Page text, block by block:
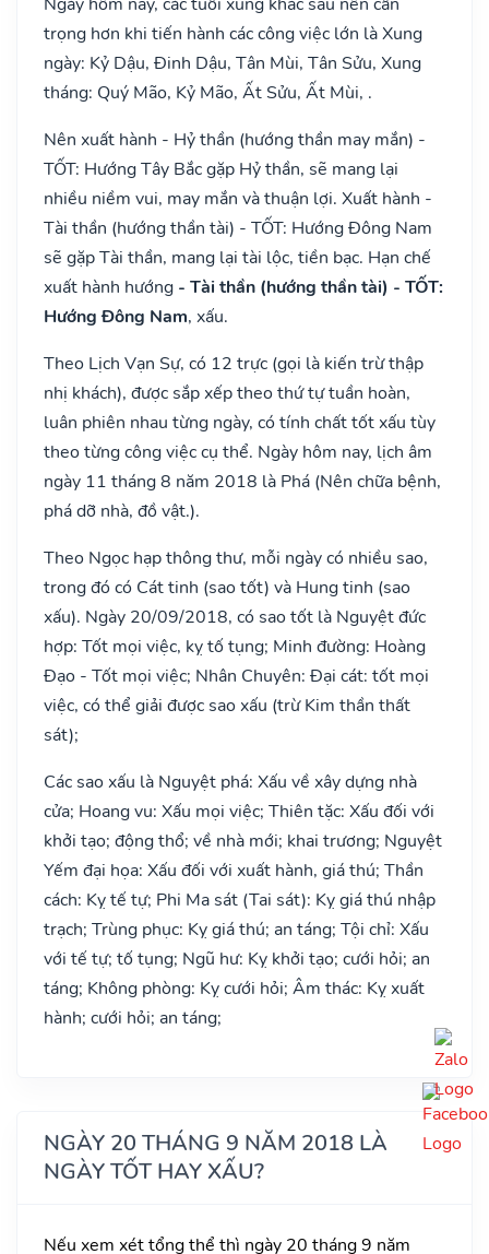
trọng hơn khi tiến hành các công việc lớn là Xung
ngày: Kỷ Dậu, Đinh Dậu, Tân Mùi, Tân Sửu, Xung
tháng: Quý Mão, Kỷ Mão, Ất Sửu, Ất Mùi, .
Nên xuất hành - Hỷ thần (hướng thần may mắn) -
TỐT: Hướng Tây Bắc gặp Hỷ thần, sẽ mang lại
nhiều niềm vui, may mắn và thuận lợi. Xuất hành -
Tài thần (hướng thần tài) - TỐT: Hướng Đông Nam
sẽ gặp Tài thần, mang lại tài lộc, tiền bạc. Hạn chế
xuất hành hướng - Tài thần (hướng thần tài) - TỐT:
Hướng Đông Nam, xấu.
Theo Lịch Vạn Sự, có 12 trực (gọi là kiến trừ thập
nhị khách), được sắp xếp theo thứ tự tuần hoàn,
luân phiên nhau từng ngày, có tính chất tốt xấu tùy
theo từng công việc cụ thể. Ngày hôm nay, lịch âm
ngày 11 tháng 8 năm 2018 là Phá (Nên chữa bệnh,
phá dỡ nhà, đồ vật.).
Theo Ngọc hạp thông thư, mỗi ngày có nhiều sao,
trong đó có Cát tinh (sao tốt) và Hung tinh (sao
xấu). Ngày 20/09/2018, có sao tốt là Nguyệt đức
hợp: Tốt mọi việc, kỵ tố tụng; Minh đường: Hoàng
Đạo - Tốt mọi việc; Nhân Chuyên: Đại cát: tốt mọi
việc, có thể giải được sao xấu (trừ Kim thần thất
sát);
Các sao xấu là Nguyệt phá: Xấu về xây dựng nhà
cửa; Hoang vu: Xấu mọi việc; Thiên tặc: Xấu đối với
khởi tạo; động thổ; về nhà mới; khai trương; Nguyệt
Yếm đại họa: Xấu đối với xuất hành, giá thú; Thần
cách: Kỵ tế tự; Phi Ma sát (Tai sát): Kỵ giá thú nhập
trạch; Trùng phục: Kỵ giá thú; an táng; Tội chỉ: Xấu
với tế tự; tố tụng; Ngũ hư: Kỵ khởi tạo; cưới hỏi; an
táng; Không phòng: Kỵ cưới hỏi; Âm thác: Kỵ xuất
hành; cưới hỏi; an táng;
NGÀY 20 THÁNG 9 NĂM 2018 LÀ
NGÀY TỐT HAY XẤU?
Nếu xem xét tổng thể thì ngày 20 tháng 9 năm